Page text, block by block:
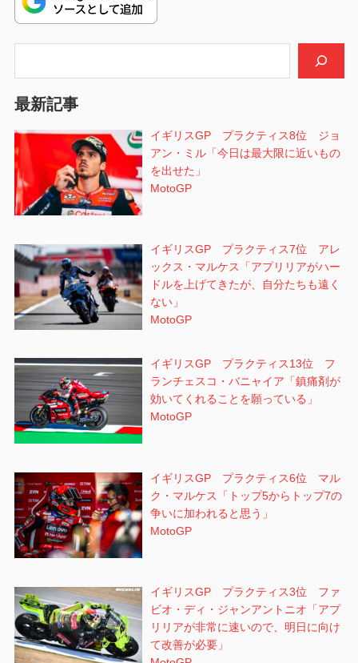
ー
ン
最新記事
イギリスGP プラクティス8位 ジョ
アン・ミル「今日は最大限に近いもの
を出せた」
MotoGP
イギリスGP プラクティス7位 アレ
ックス・マルケス「アプリリアがハー
ドルを上げてきたが、自分たちも遠く
ない」
MotoGP
イギリスGP プラクティス13位 フ
ランチェスコ・バニャイア「鎮痛剤が
効いてくれることを願っている」
MotoGP
イギリスGP プラクティス6位 マル
ク・マルケス「トップ5からトップ7の
争いに加われると思う」
MotoGP
イギリスGP プラクティス3位 ファ
ビオ・ディ・ジャンアントニオ「アプ
リリアが非常に速いので、明日に向け
て改善が必要」